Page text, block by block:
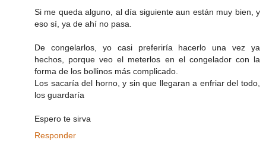
Si me queda alguno, al día siguiente aun están muy bien, y
eso sí, ya de ahí no pasa.
De congelarlos, yo casi preferiría hacerlo una vez ya
hechos, porque veo el meterlos en el congelador con la
forma de los bollinos más complicado.
Los sacaría del horno, y sin que llegaran a enfriar del todo,
los guardaría
Espero te sirva
Responder